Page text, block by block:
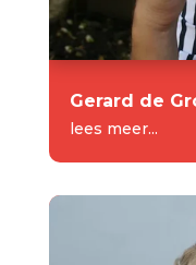
Gerard de
lees meer...